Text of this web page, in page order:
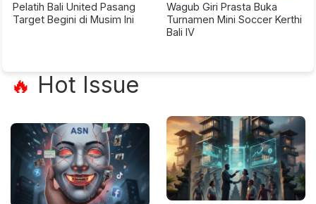
Pelatih Bali United Pasang
Target Begini di Musim Ini
Wagub Giri Prasta Buka
Turnamen Mini Soccer Kerthi
Bali IV
🔥 Hot Issue